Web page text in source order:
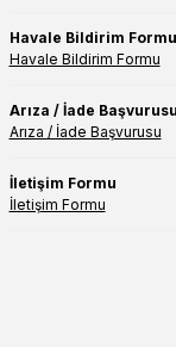
Havale Bildirim Formu
Havale Bildirim Formu
Arıza / İade Başvurusu
Arıza / İade Başvurusu
İletişim Formu
İletişim Formu